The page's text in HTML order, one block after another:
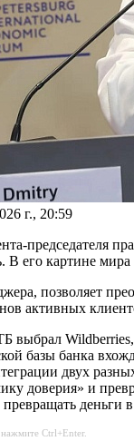
г., 20:59
председателя
В его картине
позволяет
активных
выбрал
базы банка
двух
доверия» и
деньги
Ctrl+Enter.